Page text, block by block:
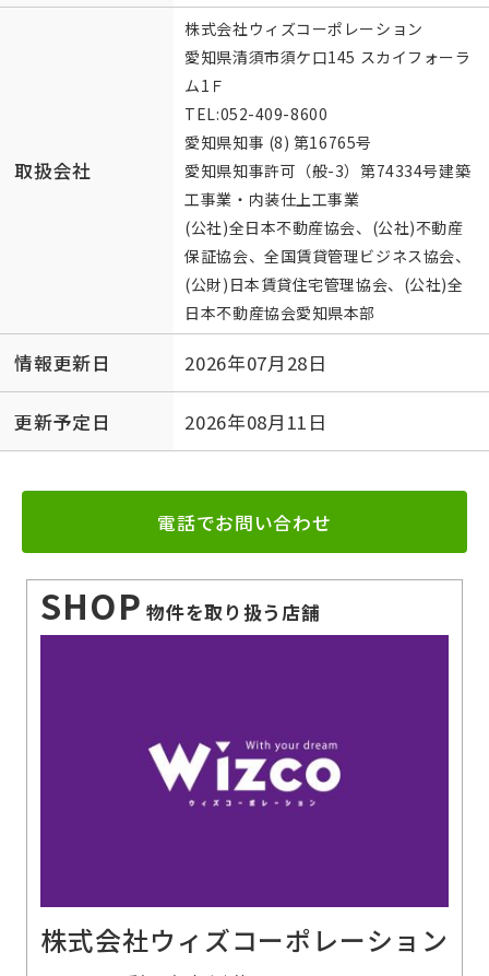
取扱会社
株式会社ウィズコーポレーション
愛知県清須市須ケ口145 スカイフォーラ
ム1Ｆ
TEL:052-409-8600
愛知県知事 (8) 第16765号
愛知県知事許可（般-3）第74334号建築
工事業・内装仕上工事業
(公社)全日本不動産協会、(公社)不動産
保証協会、全国賃貸管理ビジネス協会、
(公財)日本賃貸住宅管理協会、(公社)全
日本不動産協会愛知県本部
情報更新日 2026年07月28日
更新予定日 2026年08月11日
電話でお問い合わせ
SHOP 物件を取り扱う店舗
株式会社ウィズコーポレーション